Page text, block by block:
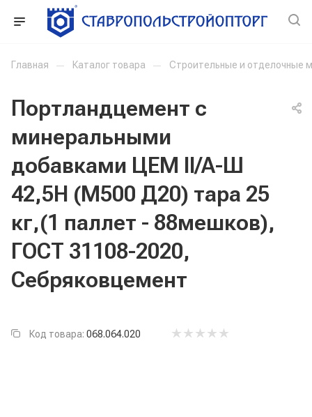
Главная — Каталог товара — Строительные и отделочные
Портландцемент с
минеральными
добавками ЦЕМ II/A-Ш
42,5Н (М500 Д20) тара 25
кг,(1 паллет - 88мешков),
ГОСТ 31108-2020,
Себряковцемент
Код товара: 068.064.020